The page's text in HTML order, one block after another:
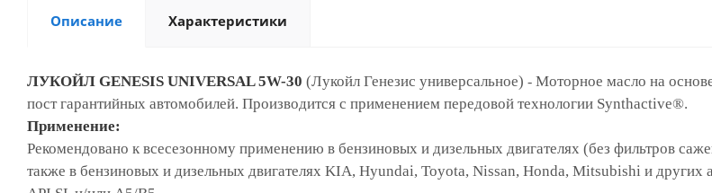
Описание Характеристики
ЛУКОЙЛ GENESIS UNIVERSAL 5W-30 (Лукойл Генезис универсальное) - Моторное масло на
пост гарантийных автомобилей. Производится с применением передовой технологии Synthactive®.
Применение:
Рекомендовано к всесезонному применению в бензиновых и дизельных двигателях (без фильтров
также в бензиновых и дизельных двигателях KIA, Hyundai, Toyota, Nissan, Honda, Mitsubishi и других